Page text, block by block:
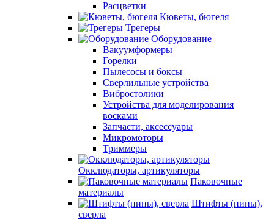
Расцветки
Кюветы, бюгеля
Трегеры
Оборудование
Вакуумформеры
Горелки
Пылесосы и боксы
Сверлильные устройства
Вибростолики
Устройства для моделирования
восками
Запчасти, аксессуары
Микромоторы
Триммеры
Окклюдаторы, артикуляторы
Паковочные
материалы
Штифты (пины),
сверла